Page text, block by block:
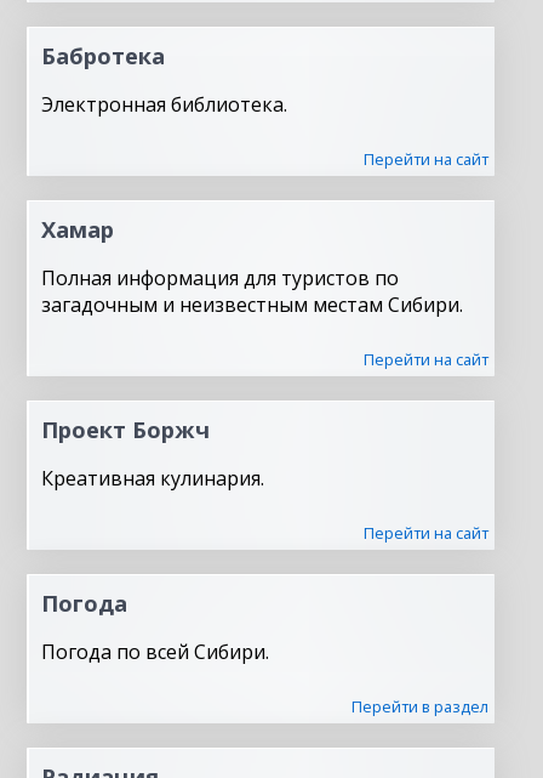
Бабротека
Электронная библиотека.
Перейти на сайт
Хамар
Полная информация для туристов по
загадочным и неизвестным местам Сибири.
Перейти на сайт
Проект Боржч
Креативная кулинария.
Перейти на сайт
Погода
Погода по всей Сибири.
Перейти в раздел